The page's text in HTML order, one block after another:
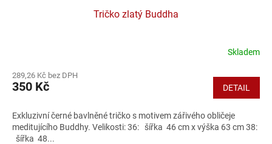
Tričko zlatý Buddha
Skladem
289,26 Kč bez DPH
350 Kč DETAIL
Exkluzivní černé bavlněné tričko s motivem zářivého obličeje
meditujícího Buddhy. Velikosti: 36: šířka 46 cm x výška 63 cm 38:
šířka 48...